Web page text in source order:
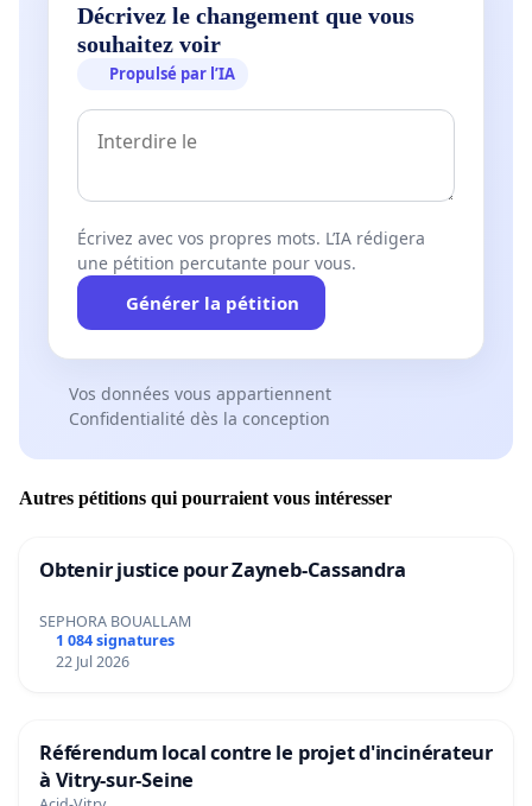
Décrivez le changement que vous
souhaitez voir
Propulsé par l’IA
Écrivez avec vos propres mots. L’IA rédigera
une pétition percutante pour vous.
Générer la pétition
Vos données vous appartiennent
Confidentialité dès la conception
Autres pétitions qui pourraient vous intéresser
Obtenir justice pour Zayneb-Cassandra
SEPHORA BOUALLAM
1 084 signatures
22 Jul 2026
Référendum local contre le projet d'incinérateur
à Vitry-sur-Seine